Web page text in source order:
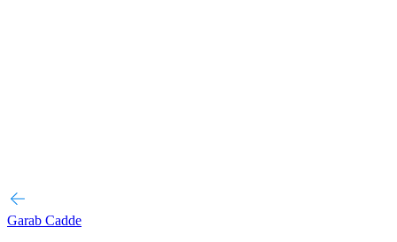
Garab Cadde